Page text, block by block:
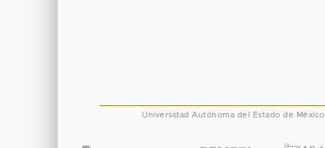
Universidad Autónoma del Estado de México